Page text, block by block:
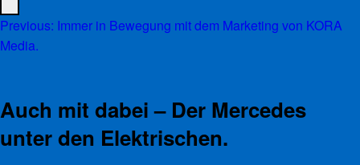
Post navigation
Previous: Immer in Bewegung mit dem Marketing von KORA
Media.
Auch mit dabei – Der Mercedes
unter den Elektrischen.